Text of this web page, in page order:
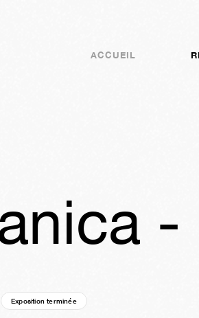
ACCUEIL
-
Exposition terminée